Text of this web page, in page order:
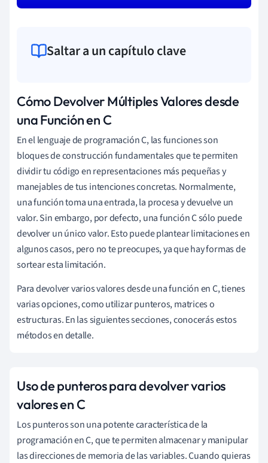
Saltar a un capítulo clave
Cómo Devolver Múltiples Valores desde
una Función en C
En el lenguaje de programación C, las funciones son
bloques de construcción fundamentales que te permiten
dividir tu código en representaciones más pequeñas y
manejables de tus intenciones concretas. Normalmente,
una función toma una entrada, la procesa y devuelve un
valor. Sin embargo, por defecto, una función C sólo puede
devolver un único valor. Esto puede plantear limitaciones en
algunos casos, pero no te preocupes, ya que hay formas de
sortear esta limitación.
Para devolver varios valores desde una función en C, tienes
varias opciones, como utilizar punteros, matrices o
estructuras. En las siguientes secciones, conocerás estos
métodos en detalle.
Uso de punteros para devolver varios
valores en C
Los punteros son una potente característica de la
programación en C, que te permiten almacenar y manipular
las direcciones de memoria de las variables. Cuando quieras